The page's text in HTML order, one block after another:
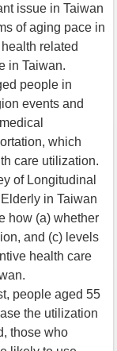
issue in Taiwan
of aging pace in
related
in Taiwan.
people in
events and
which
care utilization.
of Longitudinal
in Taiwan
how (a) whether
and (c) levels
health care
people aged 55
the utilization
those who